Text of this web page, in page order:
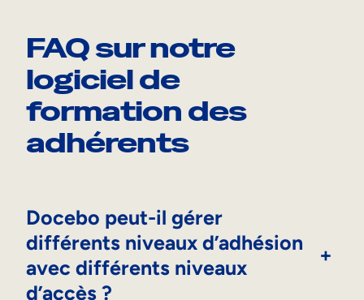
FAQ sur notre
logiciel de
formation des
adhérents
Docebo peut-il gérer
différents niveaux d’adhésion
avec différents niveaux
d’accès ?
+